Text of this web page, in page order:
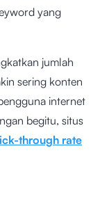
yang
jumlah
sering konten
internet
begitu, situs
through rate